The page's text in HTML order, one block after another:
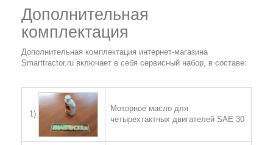
Дополнительная
комплектация
Дополнительная комплектация интернет-магазина
Smarttractor.ru включает в себя сервисный набор, в составе:
1)
Моторное масло для
четырехтактных двигателей SAE 30